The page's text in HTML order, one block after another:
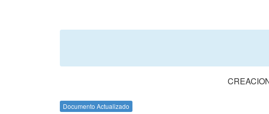
Documento Actualizado